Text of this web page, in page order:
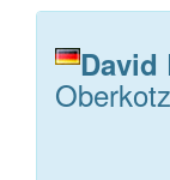
David